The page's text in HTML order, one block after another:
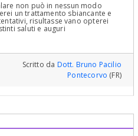
non può in nessun modo
un trattamento sbiancante e
risultasse vano opterei
saluti e auguri
Scritto da Dott. Bruno Pacilio
Pontecorvo (FR)